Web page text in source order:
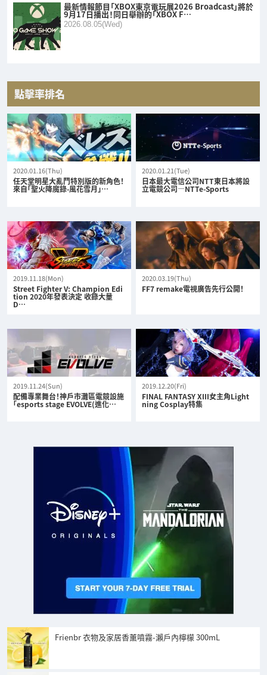
最新情報節目「XBOX東京電玩展2026 Broadcast」將於
9月17日播出！同日舉辦的「XBOX F…
2026.08.05(Wed)
點擊率排名
2020.01.16(Thu)
任天堂明星大亂鬥特別版的新角色！
來自「聖火降魔錄-風花雪月」…
2020.01.21(Tue)
日本最大電信公司NTT東日本將設
立電競公司—NTTe-Sports
2019.11.18(Mon)
Street Fighter V: Champion Edi
tion 2020年發表決定 收錄大量
D…
2020.03.19(Thu)
FF7 remake電視廣告先行公開！
2019.11.24(Sun)
配備專業舞台！神戶市灘區電競設施
「esports stage EVOLVE(進化…
2019.12.20(Fri)
FINAL FANTASY XIII女主角Light
ning Cosplay特集
Frienbr 衣物及家居香薰噴霧-瀨戶內檸檬 300mL